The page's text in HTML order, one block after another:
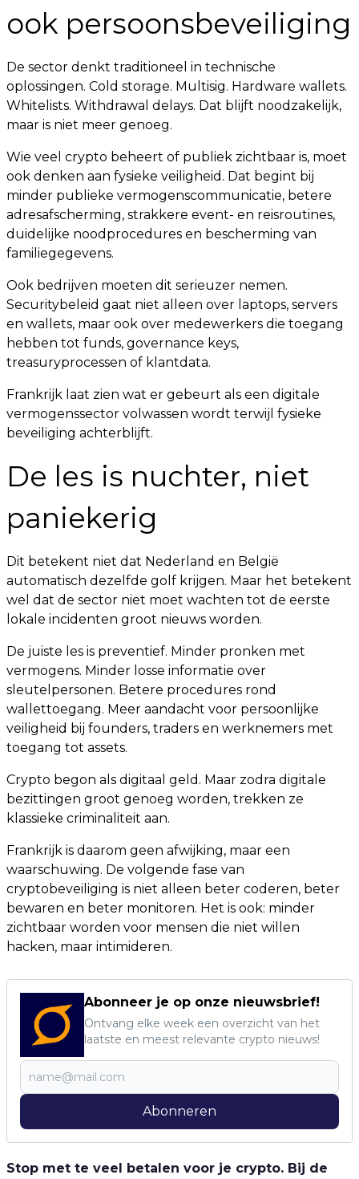
ook persoonsbeveiliging
De sector denkt traditioneel in technische
oplossingen. Cold storage. Multisig. Hardware wallets.
Whitelists. Withdrawal delays. Dat blijft noodzakelijk,
maar is niet meer genoeg.
Wie veel crypto beheert of publiek zichtbaar is, moet
ook denken aan fysieke veiligheid. Dat begint bij
minder publieke vermogenscommunicatie, betere
adresafscherming, strakkere event- en reisroutines,
duidelijke noodprocedures en bescherming van
familiegegevens.
Ook bedrijven moeten dit serieuzer nemen.
Securitybeleid gaat niet alleen over laptops, servers
en wallets, maar ook over medewerkers die toegang
hebben tot funds, governance keys,
treasuryprocessen of klantdata.
Frankrijk laat zien wat er gebeurt als een digitale
vermogenssector volwassen wordt terwijl fysieke
beveiliging achterblijft.
De les is nuchter, niet
paniekerig
Dit betekent niet dat Nederland en België
automatisch dezelfde golf krijgen. Maar het betekent
wel dat de sector niet moet wachten tot de eerste
lokale incidenten groot nieuws worden.
De juiste les is preventief. Minder pronken met
vermogens. Minder losse informatie over
sleutelpersonen. Betere procedures rond
wallettoegang. Meer aandacht voor persoonlijke
veiligheid bij founders, traders en werknemers met
toegang tot assets.
Crypto begon als digitaal geld. Maar zodra digitale
bezittingen groot genoeg worden, trekken ze
klassieke criminaliteit aan.
Frankrijk is daarom geen afwijking, maar een
waarschuwing. De volgende fase van
cryptobeveiliging is niet alleen beter coderen, beter
bewaren en beter monitoren. Het is ook: minder
zichtbaar worden voor mensen die niet willen
hacken, maar intimideren.
Abonneer je op onze nieuwsbrief!
Ontvang elke week een overzicht van het
laatste en meest relevante crypto nieuws!
Abonneren
Stop met te veel betalen voor je crypto. Bij de